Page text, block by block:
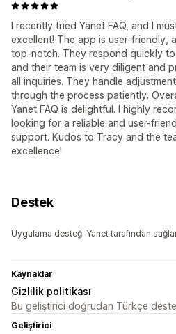
I recently tried Yanet FAQ, and I
excellent! The app is user-friendly,
top-notch. They respond quickly
and their team is very diligent and
all inquiries. They handle
through the process patiently.
Yanet FAQ is delightful. I highly
looking for a reliable and user-
support. Kudos to Tracy and the
excellence!
Destek
Uygulama desteği Yanet tarafından
Kaynaklar
Gizlilik politikası
Bu geliştirici doğrudan Türkçe
Geliştirici